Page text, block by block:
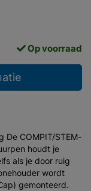
Op voorraad
De COMPIT/STEM-
houdt je
als je door ruig
wordt
gemonteerd.